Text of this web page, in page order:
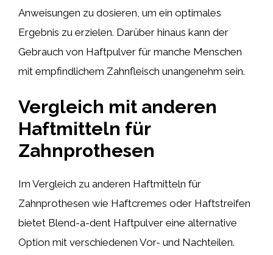
Anweisungen zu dosieren, um ein optimales
Ergebnis zu erzielen. Darüber hinaus kann der
Gebrauch von Haftpulver für manche Menschen
mit empfindlichem Zahnfleisch unangenehm sein.
Vergleich mit anderen
Haftmitteln für
Zahnprothesen
Im Vergleich zu anderen Haftmitteln für
Zahnprothesen wie Haftcremes oder Haftstreifen
bietet Blend-a-dent Haftpulver eine alternative
Option mit verschiedenen Vor- und Nachteilen.